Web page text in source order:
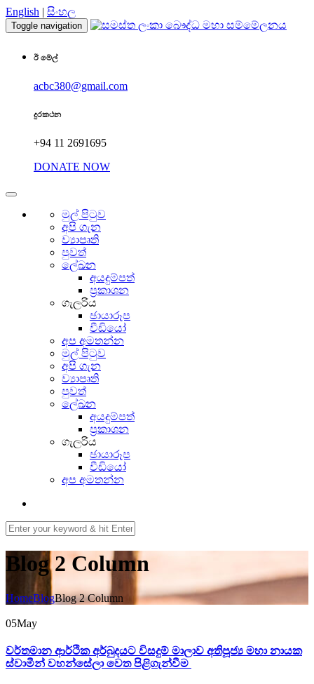
English | සිංහල
Toggle navigation
ඊ මේල්
acbc380@gmail.com
දුරකථන
+94 11 2691695
DONATE NOW
මුල් පිටුව
අපි ගැන
ව්‍යාපෘති
පුවත්
ලේඛන
අයදුම්පත්
ප්‍රකාශන
ගැලරිය
ඡායාරූප
වීඩියෝ
අප අමතන්න
මුල් පිටුව
අපි ගැන
ව්‍යාපෘති
පුවත්
ලේඛන
අයදුම්පත්
ප්‍රකාශන
ගැලරිය
ඡායාරූප
වීඩියෝ
අප අමතන්න
Blog 2 Column
HomeBlogBlog 2 Column
05May
වර්තමාන ආර්ථික අර්බුදයට විසදුම් මාලාව අතිපූජ්‍ය මහා නායක
ස්වාමීන් වහන්සේලා වෙත පිළිගැන්වීම